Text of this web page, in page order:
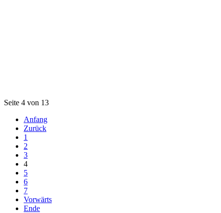
Seite 4 von 13
Anfang
Zurück
1
2
3
4
5
6
7
Vorwärts
Ende